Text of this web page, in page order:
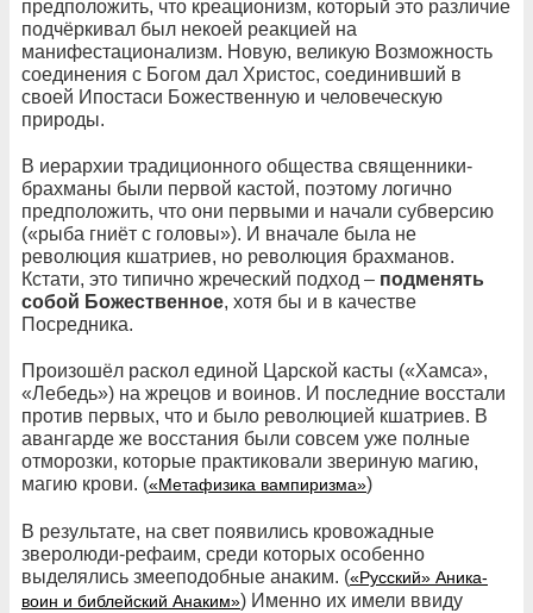
предположить, что креационизм, который это различие
подчёркивал был некоей реакцией на
манифестационализм. Новую, великую Возможность
соединения с Богом дал Христос, соединивший в
своей Ипостаси Божественную и человеческую
природы.
В иерархии традиционного общества священники-
брахманы были первой кастой, поэтому логично
предположить, что они первыми и начали субверсию
(«рыба гниёт с головы»). И вначале была не
революция кшатриев, но революция брахманов.
Кстати, это типично жреческий подход – подменять
собой Божественное, хотя бы и в качестве
Посредника.
Произошёл раскол единой Царской касты («Хамса»,
«Лебедь») на жрецов и воинов. И последние восстали
против первых, что и было революцией кшатриев. В
авангарде же восстания были совсем уже полные
отморозки, которые практиковали звериную магию,
магию крови. («Метафизика вампиризма»)
В результате, на свет появились кровожадные
зверолюди-рефаим, среди которых особенно
выделялись змееподобные анаким. («Русский» Аника-
воин и библейский Анаким») Именно их имели ввиду